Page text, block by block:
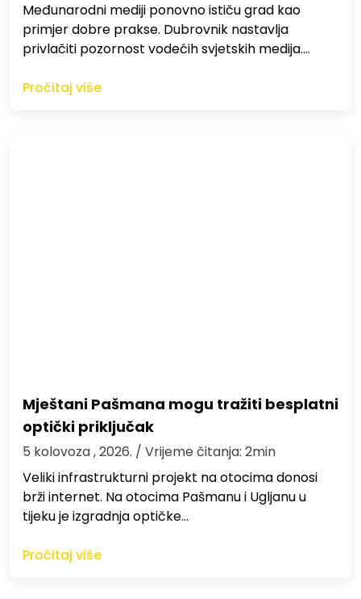
Međunarodni mediji ponovno ističu grad kao
primjer dobre prakse. Dubrovnik nastavlja
privlačiti pozornost vodećih svjetskih medija.…
Pročitaj više
Mještani Pašmana mogu tražiti besplatni
optički priključak
5 kolovoza , 2026. / Vrijeme čitanja: 2min
Veliki infrastrukturni projekt na otocima donosi
brži internet. Na otocima Pašmanu i Ugljanu u
tijeku je izgradnja optičke…
Pročitaj više